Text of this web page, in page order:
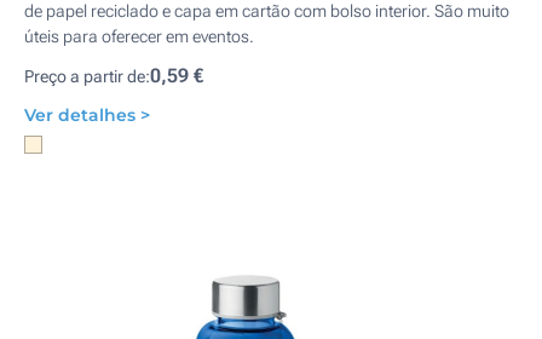
de papel reciclado e capa em cartão com bolso interior. São muito
úteis para oferecer em eventos.
Preço a partir de:0,59 €
Ver detalhes >